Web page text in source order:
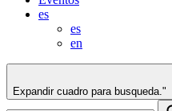
es
es
en
Expandir cuadro para busqueda."